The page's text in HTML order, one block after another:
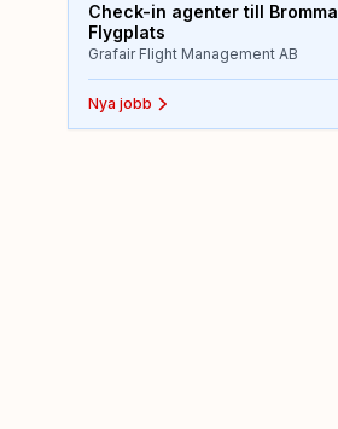
Check-in agenter till Bromma
Flygplats
Grafair Flight Management AB
Nya jobb